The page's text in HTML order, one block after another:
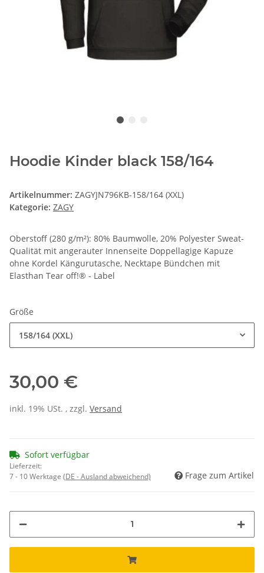
Hoodie Kinder black 158/164
Artikelnummer: ZAGYJN796KB-158/164 (XXL)
Kategorie: ZAGY
Oberstoff (280 g/m²): 80% Baumwolle, 20% Polyester Sweat-
Qualität mit angerauter Innenseite Doppellagige Kapuze
ohne Kordel Kängurutasche, Necktape Bündchen mit
Elasthan Tear off!® - Label
Größe
158/164 (XXL)
30,00 €
inkl. 19% USt. , zzgl. Versand
Sofort verfügbar
Lieferzeit:
7 - 10 Werktage (DE - Ausland abweichend) Frage zum Artikel